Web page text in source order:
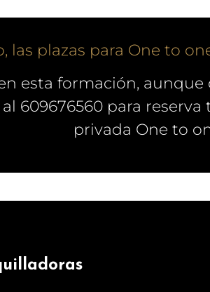
las plazas para One to
esta formación,
609676560 para
privada One to